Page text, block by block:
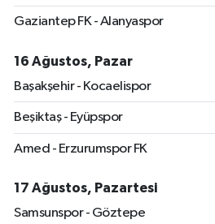
Gaziantep FK - Alanyaspor
16 Ağustos, Pazar
Başakşehir - Kocaelispor
Beşiktaş - Eyüpspor
Amed - Erzurumspor FK
17 Ağustos, Pazartesi
Samsunspor - Göztepe